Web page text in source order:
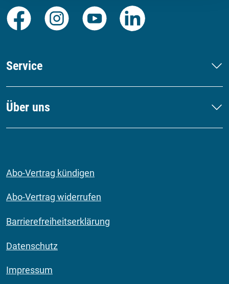
Facebook Instagram Youtube
Service
Über uns
Abo-Vertrag kündigen
Abo-Vertrag widerrufen
Barrierefreiheitserklärung
Datenschutz
Impressum